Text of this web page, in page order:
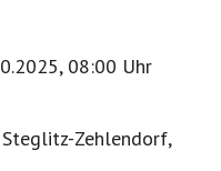
08:00 Uhr
Zehlendorf,